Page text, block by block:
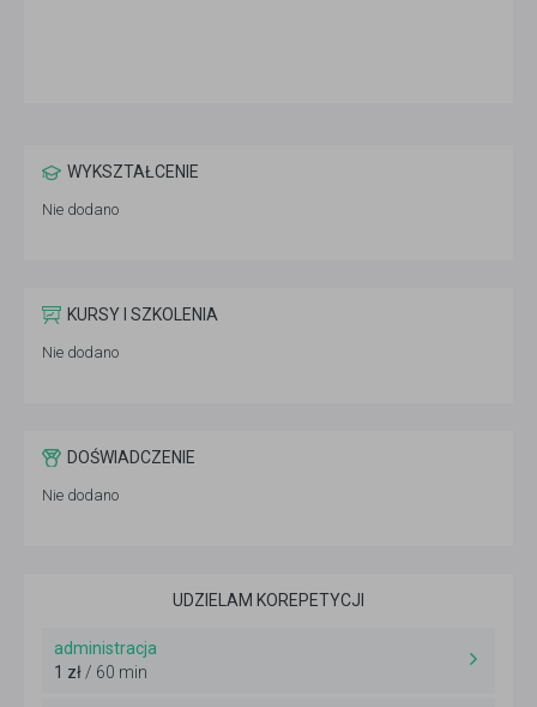
WYKSZTAŁCENIE
Nie dodano
KURSY I SZKOLENIA
Nie dodano
DOŚWIADCZENIE
Nie dodano
UDZIELAM KOREPETYCJI
administracja
1 zł/ 60 min